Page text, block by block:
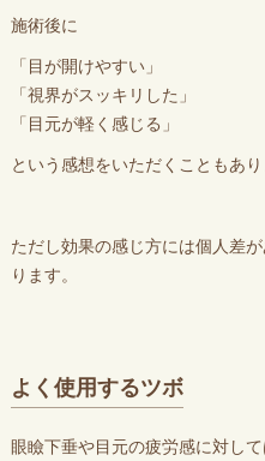
施術後に
「目が開けやすい」
「視界がスッキリした」
「目元が軽く感じる」
という感想をいただくこともあり
ただし効果の感じ方には個人差
ります。
よく使用するツボ
眼瞼下垂や目元の疲労感に対し